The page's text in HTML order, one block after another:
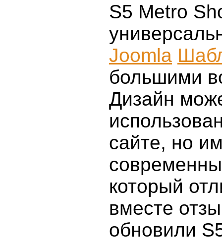
S5 Metro
Joomla
большими
Дизайн
сайте, но
который
вместе
обновили